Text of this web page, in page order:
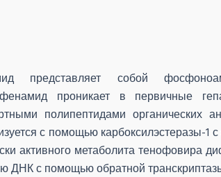
представляет собой
проникает в первичные
полипептидами органических
с помощью карбоксилэстеразы-1
активного метаболита тенофовира
ДНКс помощью обратной